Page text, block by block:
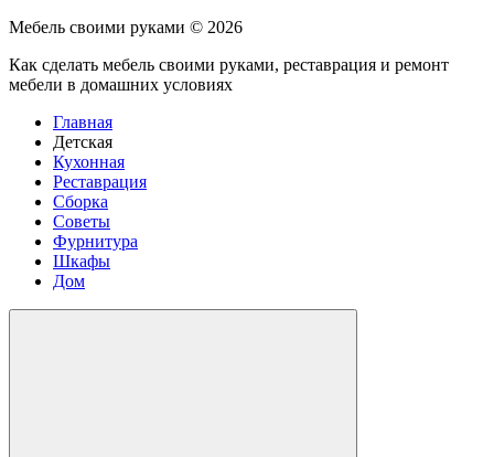
Мебель своими руками © 2026
Как сделать мебель своими руками, реставрация и ремонт
мебели в домашних условиях
Главная
Детская
Кухонная
Реставрация
Сборка
Советы
Фурнитура
Шкафы
Дом